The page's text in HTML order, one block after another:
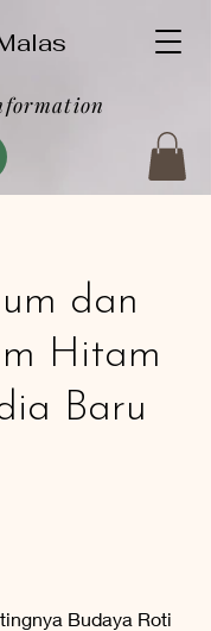
dan
Hitam
Baru
Budaya Roti